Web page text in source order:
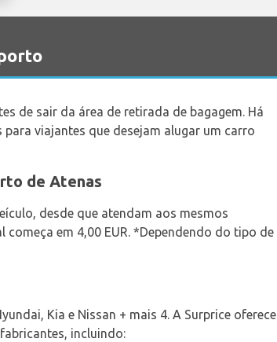
de sair da área de retirada de bagagem. Há
viajantes que desejam alugar um carro
de Atenas
desde que atendam aos mesmos
em 4,00 EUR. *Dependendo do tipo de
Kia e Nissan + mais 4. A Surprice oferece
incluindo: